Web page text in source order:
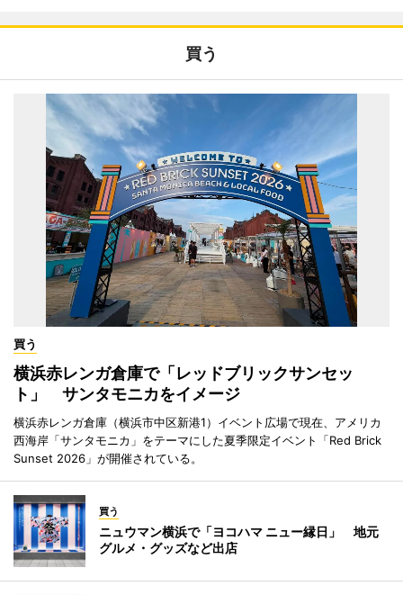
買う
買う
横浜赤レンガ倉庫で「レッドブリックサンセッ
ト」 サンタモニカをイメージ
横浜赤レンガ倉庫（横浜市中区新港1）イベント広場で現在、アメリカ
西海岸「サンタモニカ」をテーマにした夏季限定イベント「Red Brick
Sunset 2026」が開催されている。
買う
ニュウマン横浜で「ヨコハマ ニュー縁日」 地元
グルメ・グッズなど出店